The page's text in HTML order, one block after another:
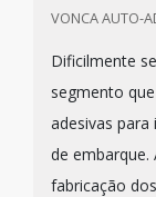
VONCA AUTO-
Dificilmente
segmento
adesivas
de embarque.
fabricação